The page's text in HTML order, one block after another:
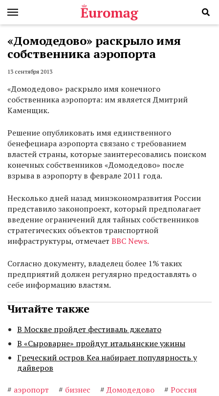
«Домодедово» раскрыло имя
собственника аэропорта
13 сентября 2013
«Домодедово» раскрыло имя конечного
собственника аэропорта: им является Дмитрий
Каменщик.
Решение опубликовать имя единственного
бенефециара аэропорта связано с требованием
властей страны, которые заинтересовались поиском
конечных собственников «Домодедово» после
взрыва в аэропорту в феврале 2011 года.
Несколько дней назад минэкономразвития России
представило законопроект, который предполагает
введение ограничений для тайных собственников
стратегических объектов транспортной
инфраструктуры, отмечает BBC News.
Согласно документу, владелец более 1% таких
предприятий должен регулярно предоставлять о
себе информацию властям.
Читайте также
В Москве пройдет фестиваль джелато
В «Сыроварне» пройдут итальянские ужины
Греческий остров Кеа набирает популярность у
дайверов
# аэропорт # бизнес # Домодедово # Россия